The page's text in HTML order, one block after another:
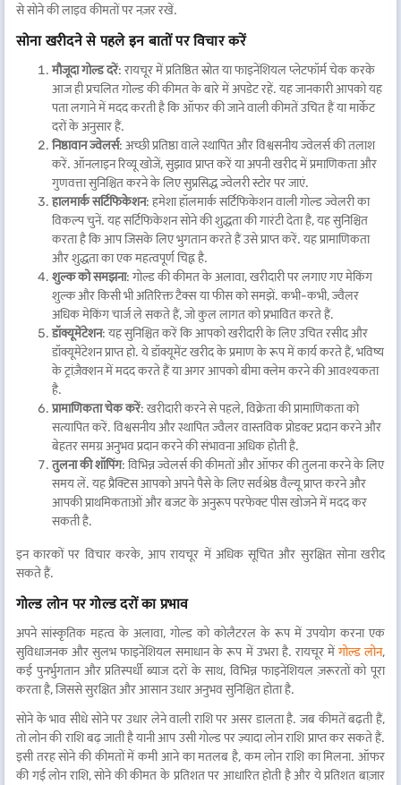
से सोने की लाइव कीमतों पर नज़र रखें.
सोना खरीदने से पहले इन बातों पर विचार करें
मौजूदा गोल्ड दरें: रायचूर में प्रतिष्ठित स्रोत या फाइनेंशियल प्लेटफॉर्म चेक करके
आज ही प्रचलित गोल्ड की कीमत के बारे में अपडेट रहें. यह जानकारी आपको यह
पता लगाने में मदद करती है कि ऑफर की जाने वाली कीमतें उचित हैं या मार्केट
दरों के अनुसार हैं.
निष्ठावान ज्वेलर्स: अच्छी प्रतिष्ठा वाले स्थापित और विश्वसनीय ज्वेलर्स की तलाश
करें. ऑनलाइन रिव्यू खोजें, सुझाव प्राप्त करें या अपनी खरीद में प्रमाणिकता और
गुणवत्ता सुनिश्चित करने के लिए सुप्रसिद्ध ज्वेलरी स्टोर पर जाएं.
हालमार्कसर्टिफिकेशन: हमेशा हॉलमार्क सर्टिफिकेशन वाली गोल्ड ज्वेलरी का
विकल्प चुनें. यह सर्टिफिकेशन सोने की शुद्धता की गारंटी देता है, यह सुनिश्चित
करता है कि आप जिसके लिए भुगतान करते हैं उसे प्राप्त करें. यह प्रामाणिकता
और शुद्धता का एक महत्वपूर्ण चिह्न है.
शुल्क को समझना: गोल्ड की कीमत के अलावा, खरीदारी पर लगाए गए मेकिंग
शुल्क और किसी भी अतिरिक्त टैक्स या फीस को समझें. कभी-कभी, ज्वैलर
अधिक मेकिंग चार्ज ले सकते हैं, जो कुल लागत को प्रभावित करते हैं.
डॉक्यूमेंटेशन: यह सुनिश्चित करें कि आपको खरीदारी के लिए उचित रसीद और
डॉक्यूमेंटेशन प्राप्त हो. ये डॉक्यूमेंट खरीद के प्रमाण के रूप में कार्य करते हैं, भविष्य
के ट्रांज़ैक्शन में मदद करते हैं या अगर आपको बीमा क्लेम करने की आवश्यकता
है.
प्रामाणिकता चेक करें: खरीदारी करने से पहले, विक्रेता की प्रामाणिकता को
सत्यापित करें. विश्वसनीय और स्थापित ज्वैलर वास्तविक प्रोडक्ट प्रदान करने और
बेहतर समग्र अनुभव प्रदान करने की संभावना अधिक होती है.
तुलना की शॉपिंग: विभिन्न ज्वेलर्स की कीमतों और ऑफर की तुलना करने के लिए
समय लें. यह प्रैक्टिस आपको अपने पैसे के लिए सर्वश्रेष्ठ वैल्यू प्राप्त करने और
आपकी प्राथमिकताओं और बजट के अनुरूप परफेक्ट पीस खोजने में मदद कर
सकती है.
इन कारकों पर विचार करके, आप रायचूर में अधिक सूचित और सुरक्षित सोना खरीद
सकते हैं.
गोल्ड लोन पर गोल्ड दरों का प्रभाव
अपने सांस्कृतिक महत्व के अलावा, गोल्ड को कोलैटरल के रूप में उपयोग करना एक
सुविधाजनक और सुलभ फाइनेंशियल समाधान के रूप में उभरा है. रायचूर मेंगोल्ड लोन,
कई पुनर्भुगतान और प्रतिस्पर्धी ब्याज दरों के साथ, विभिन्न फाइनेंशियल ज़रूरतों को पूरा
करता है, जिससे सुरक्षित और आसान उधार अनुभव सुनिश्चित होता है.
सोने के भाव सीधे सोने पर उधार लेने वाली राशि पर असर डालता है. जब कीमतें बढ़ती हैं,
तो लोन की राशि बढ़ जाती है यानी आप उसी गोल्ड पर ज़्यादा लोन राशि प्राप्त कर सकते हैं.
इसी तरह सोने की कीमतों में कमी आने का मतलब है, कम लोन राशि का मिलना. ऑफर
की गई लोन राशि, सोने की कीमत के प्रतिशत पर आधारित होती है और ये प्रतिशत बाज़ार